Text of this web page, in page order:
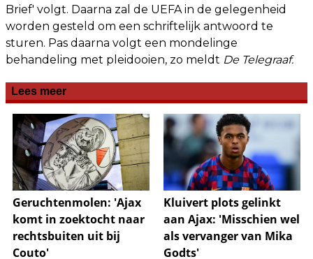
Brief' volgt. Daarna zal de UEFA in de gelegenheid
worden gesteld om een schriftelijk antwoord te
sturen. Pas daarna volgt een mondelinge
behandeling met pleidooien, zo meldt De Telegraaf.